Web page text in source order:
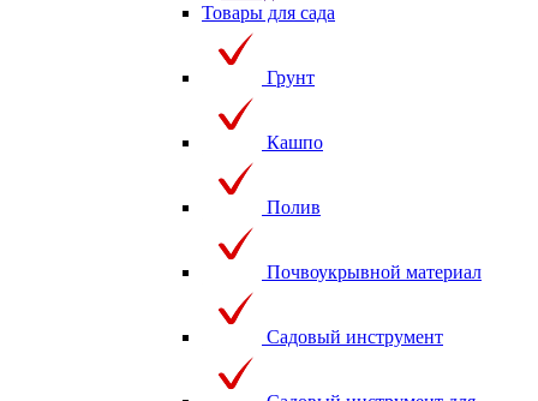
Товары для сада
Грунт
Кашпо
Полив
Почвоукрывной материал
Садовый инструмент